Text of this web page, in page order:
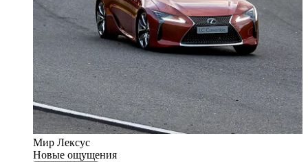
Мир Лексус
Новые ощущения